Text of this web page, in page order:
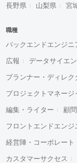
長野県 山梨県 宮
職種
バックエンドエンジニ
広報 データサイエ
プランナー・ディレク
プロジェクトマネージ
編集・ライター 顧
フロントエンドエンジ
経営陣・コーポレート
カスタマーサクセス